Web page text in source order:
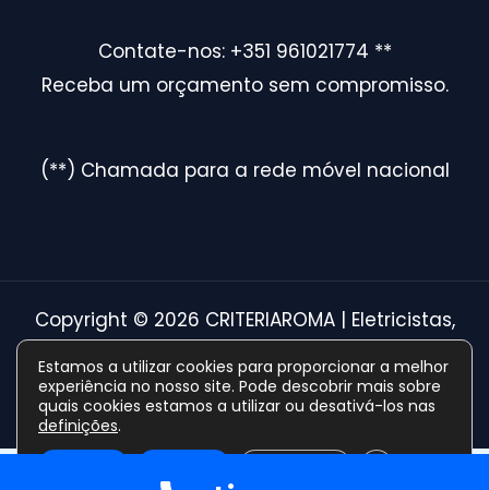
Contate-nos: +351 961021774 **
Receba um orçamento sem compromisso.
(**) Chamada para a rede móvel nacional
Copyright © 2026 CRITERIAROMA | Eletricistas,
Canalizadores e Reparações em Lisboa
Powered By Grow Local.
Estamos a utilizar cookies para proporcionar a melhor
experiência no nosso site. Pode descobrir mais sobre
quais cookies estamos a utilizar ou desativá-los nas
definições.
Turns on site high speed to be attractive for people and search